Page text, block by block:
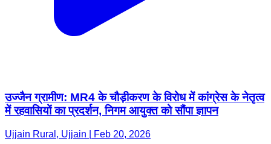
उज्जैन ग्रामीण: MR4 के चौड़ीकरण के विरोध में कांग्रेस के नेतृत्व
में रहवासियों का प्रदर्शन, निगम आयुक्त को सौंपा ज्ञापन
Ujjain Rural, Ujjain | Feb 20, 2026